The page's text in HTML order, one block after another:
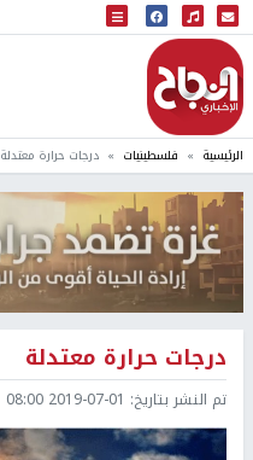
البث المباشر
إذاعة النجاح
الرئيسية فلسطينيات درجات حرارة معتدلة
درجات حرارة معتدلة
تم النشر بتاريخ: 2019-07-01 08:00